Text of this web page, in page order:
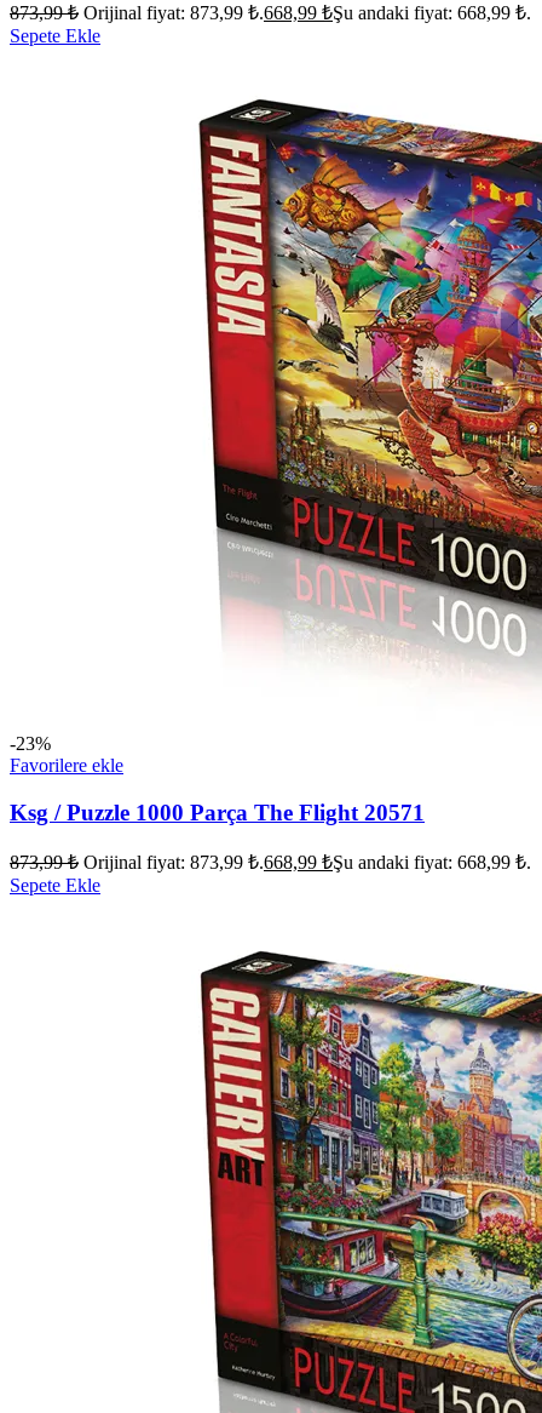
873,99₺ Orijinal fiyat: 873,99 ₺.668,99 ₺Şu andaki fiyat: 668,99 ₺.
Sepete Ekle
-23%
Favorilere ekle
Ksg / Puzzle 1000 Parça The Flight 20571
873,99₺ Orijinal fiyat: 873,99 ₺.668,99 ₺Şu andaki fiyat: 668,99 ₺.
Sepete Ekle